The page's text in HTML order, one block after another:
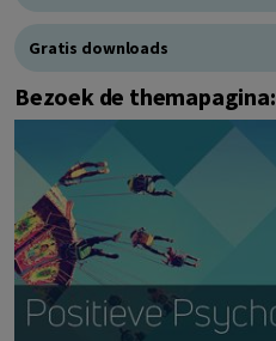
Gratis downloads
Bezoek de themapagina: